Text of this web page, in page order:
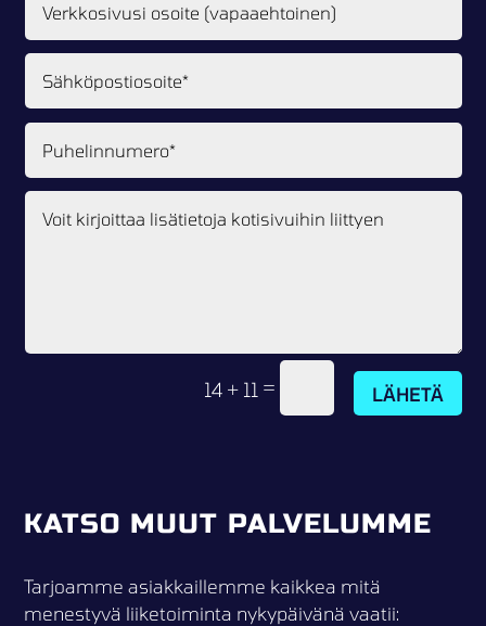
14 + 11 = LÄHETÄ
KATSO MUUT PALVELUMME
Tarjoamme asiakkaillemme kaikkea mitä
menestyvä liiketoiminta nykypäivänä vaatii: